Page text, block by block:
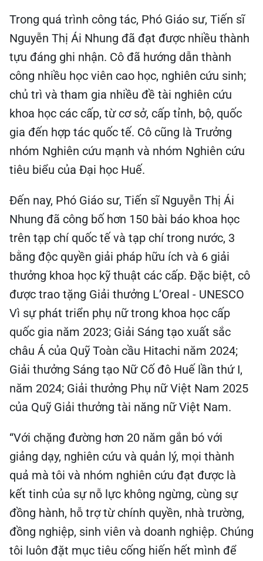
Trong quá trình công tác, Phó Giáo sư, Tiến sĩ
Nguyễn Thị Ái Nhung đã đạt được nhiều thành
tựu đáng ghi nhận. Cô đã hướng dẫn thành
công nhiều học viên cao học, nghiên cứu sinh;
chủ trì và tham gia nhiều đề tài nghiên cứu
khoa học các cấp, từ cơ sở, cấp tỉnh, bộ, quốc
gia đến hợp tác quốc tế. Cô cũng là Trưởng
nhóm Nghiên cứu mạnh và nhóm Nghiên cứu
tiêu biểu của Đại học Huế.
Đến nay, Phó Giáo sư, Tiến sĩ Nguyễn Thị Ái
Nhung đã công bố hơn 150 bài báo khoa học
trên tạp chí quốc tế và tạp chí trong nước, 3
bằng độc quyền giải pháp hữu ích và 6 giải
thưởng khoa học kỹ thuật các cấp. Đặc biệt, cô
được trao tặng Giải thưởng L’Oreal - UNESCO
Vì sự phát triển phụ nữ trong khoa học cấp
quốc gia năm 2023; Giải Sáng tạo xuất sắc
châu Á của Quỹ Toàn cầu Hitachi năm 2024;
Giải thưởng Sáng tạo Nữ Cố đô Huế lần thứ I,
năm 2024; Giải thưởng Phụ nữ Việt Nam 2025
của Quỹ Giải thưởng tài năng nữ Việt Nam.
“Với chặng đường hơn 20 năm gắn bó với
giảng dạy, nghiên cứu và quản lý, mọi thành
quả mà tôi và nhóm nghiên cứu đạt được là
kết tinh của sự nỗ lực không ngừng, cùng sự
đồng hành, hỗ trợ từ chính quyền, nhà trường,
đồng nghiệp, sinh viên và doanh nghiệp. Chúng
tôi luôn đặt mục tiêu cống hiến hết mình để